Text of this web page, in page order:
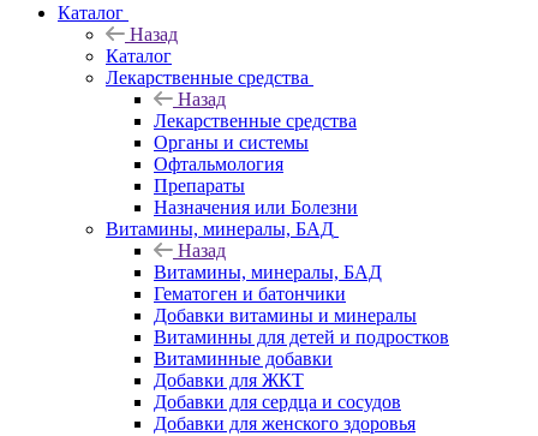
Каталог
Назад
Каталог
Лекарственные средства
Назад
Лекарственные средства
Органы и системы
Офтальмология
Препараты
Назначения или Болезни
Витамины, минералы, БАД
Назад
Витамины, минералы, БАД
Гематоген и батончики
Добавки витамины и минералы
Витаминны для детей и подростков
Витаминные добавки
Добавки для ЖКТ
Добавки для сердца и сосудов
Добавки для женского здоровья